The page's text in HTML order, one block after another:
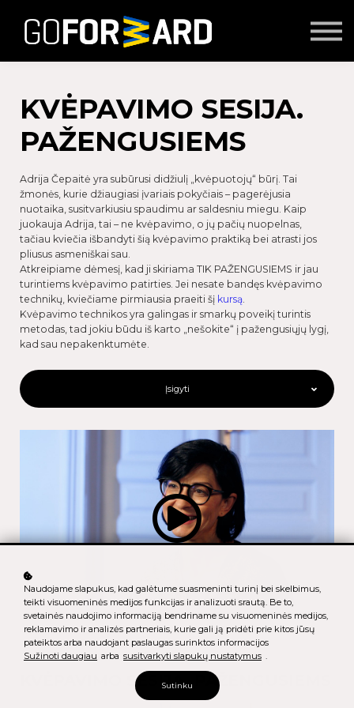
Seminarai
Prisijungti
KVĖPAVIMO SESIJA.
PAŽENGUSIEMS
Adrija Čepaitė yra subūrusi didžiulį „kvėpuotojų“ būrį. Tai
žmonės, kurie džiaugiasi įvariais pokyčiais – pagerėjusia
nuotaika, susitvarkiusiu spaudimu ar saldesniu miegu. Kaip
juokauja Adrija, tai – ne kvėpavimo, o jų pačių nuopelnas,
tačiau kviečia išbandyti šią kvėpavimo praktiką bei atrasti jos
pliusus asmeniškai sau.
Atkreipiame dėmesį, kad ji skiriama TIK PAŽENGUSIEMS ir jau
turintiems kvėpavimo patirties. Jei nesate bandęs kvėpavimo
technikų, kviečiame pirmiausia praeiti šį kursą.
Kvėpavimo technikos yra galingas ir smarkų poveikį turintis
metodas, tad jokiu būdu iš karto „nešokite“ į pažengusiųjų lygį,
kad sau nepakenktumėte.
Įsigyti
KVĖPAVIMO SESIJA. PAŽENGUSIEMS
Naudojame slapukus, kad galėtume suasmeninti turinį bei skelbimus,
teikti visuomeninės medijos funkcijas ir analizuoti srautą. Be to,
svetainės naudojimo informaciją bendriname su visuomeninės medijos,
reklamavimo ir analizės partneriais, kurie gali ją pridėti prie kitos jūsų
pateiktos arba naudojant paslaugas surinktos informacijos
Sužinoti daugiau arba susitvarkyti slapukų nustatymus .
Sutinku